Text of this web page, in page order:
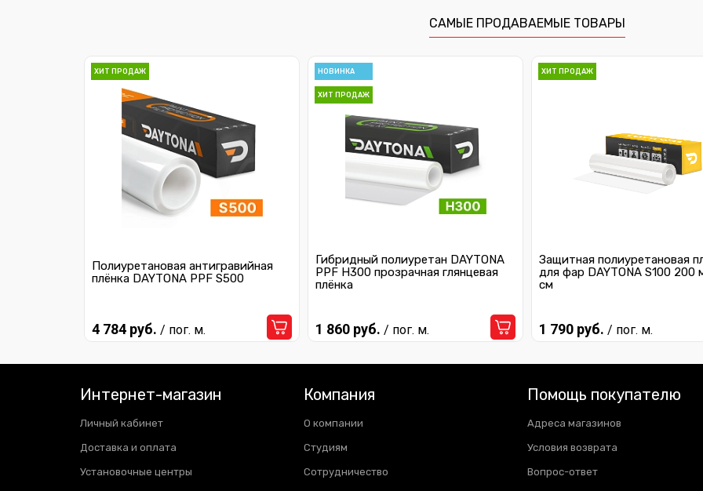
САМЫЕ ПРОДАВАЕМЫЕ ТОВАРЫ
ХИТ ПРОДАЖ
Полиуретановая антигравийная
плёнка DAYTONA PPF S500
4 784 руб. / пог. м.
НОВИНКА
ХИТ ПРОДАЖ
Гибридный полиуретан DAYTONA
PPF H300 прозрачная глянцевая
плёнка
1 860 руб. / пог. м.
ХИТ ПРОДАЖ
Защитная полиуретановая
для фар DAYTONA S100 200
см
1 790 руб. / пог. м.
Интернет-магазин
Личный кабинет
Доставка и оплата
Установочные центры
Компания
О компании
Студиям
Сотрудничество
Помощь покупателю
Адреса магазинов
Условия возврата
Вопрос-ответ